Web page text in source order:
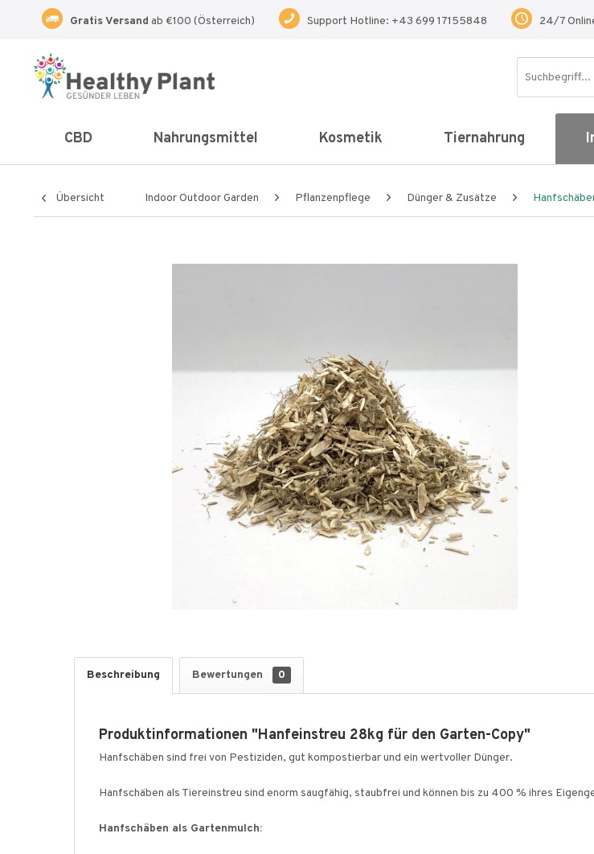
Gratis Versand ab €100 (Österreich) Support Hotline: +43 699 17155848 24/7
CBD Nahrungsmittel Kosmetik Tiernahrung
Übersicht Indoor Outdoor Garden Pflanzenpflege Dünger & Zusätze
Beschreibung Bewertungen 0
Produktinformationen "Hanfeinstreu 28kg für den Garten-Copy"
Hanfschäben sind frei von Pestiziden, gut kompostierbar und ein wertvoller Dünger.
Hanfschäben als Tiereinstreu sind enorm saugfähig, staubfrei und können bis zu 400 % ihres
Hanfschäben als Gartenmulch: